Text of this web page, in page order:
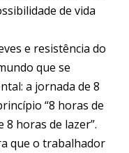
de vida
e resistência do
que se
a jornada de 8
“8 horas de
horas de lazer”.
que o trabalhador